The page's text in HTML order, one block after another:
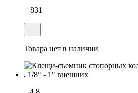
+ 831
Товара нет в наличии
4.8